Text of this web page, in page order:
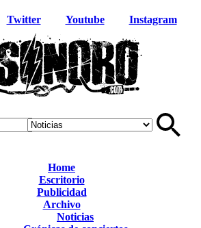
Twitter Youtube Instagram
Home
Escritorio
Publicidad
Archivo
Noticias